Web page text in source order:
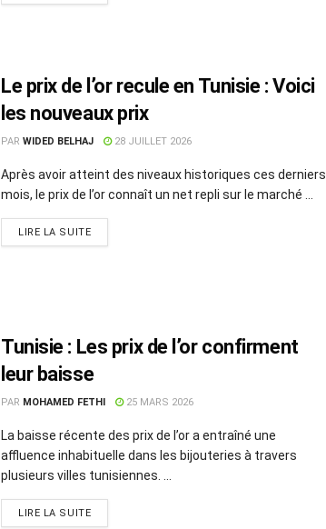
Le prix de l’or recule en Tunisie : Voici
les nouveaux prix
PAR WIDED BELHAJ 28 JUILLET 2026
Après avoir atteint des niveaux historiques ces derniers
mois, le prix de l’or connaît un net repli sur le marché ...
LIRE LA SUITE
Tunisie : Les prix de l’or confirment
leur baisse
PAR MOHAMED FETHI 25 MARS 2026
La baisse récente des prix de l’or a entraîné une
affluence inhabituelle dans les bijouteries à travers
plusieurs villes tunisiennes. ...
LIRE LA SUITE